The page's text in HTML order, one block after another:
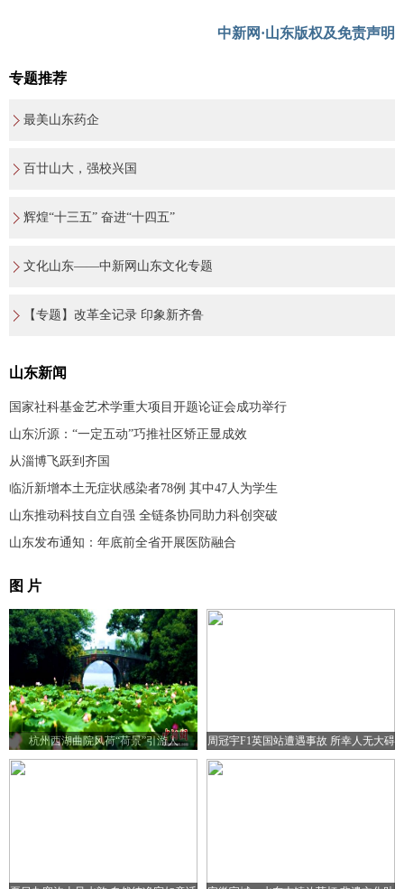
中新网·山东版权及免责声明
专题推荐
最美山东药企
百廿山大，强校兴国
辉煌“十三五” 奋进“十四五”
文化山东——中新网山东文化专题
【专题】改革全记录 印象新齐鲁
山东新闻
国家社科基金艺术学重大项目开题论证会成功举行
山东沂源：“一定五动”巧推社区矫正显成效
从淄博飞跃到齐国
临沂新增本土无症状感染者78例 其中47人为学生
山东推动科技自立自强 全链条协同助力科创突破
山东发布通知：年底前全省开展医防融合
图 片
杭州西湖曲院风荷“荷景”引游人 周冠宇F1英国站遭遇事故 所幸人无大碍